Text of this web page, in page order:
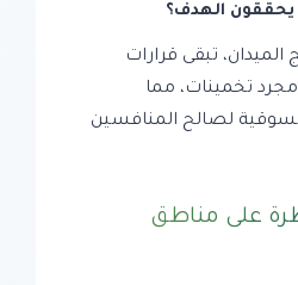
يحققون الهدف؟
الميدان، تبقى قرارات
تخمينات، مما
لصالح المنافسين
على مناطق